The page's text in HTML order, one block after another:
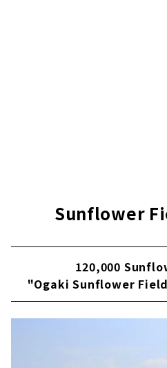
Sunflower
120,000
"Ogaki Sunflower